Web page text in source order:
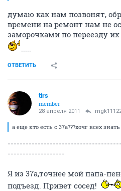
думаю как нам позвонят,
времени на ремонт нам не
заморочками по переезду
.....
ОТВЕТИТЬ
tirs
member
28 апреля 2011
а еще кто есть с 37а???хочг всех знать
-------------------
Я из 37а,точнее мой папа-
подъезд. Привет сосед!